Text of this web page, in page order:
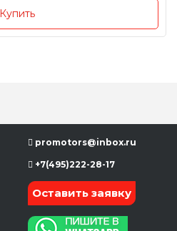
Купить
promotors@inbox.ru
+7(495)222-28-17
Оставить заявку